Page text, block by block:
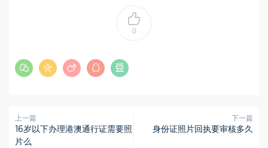
0
上一篇
16岁以下办理港澳通行证需要照
片么
下一篇
身份证照片回执要审核多久